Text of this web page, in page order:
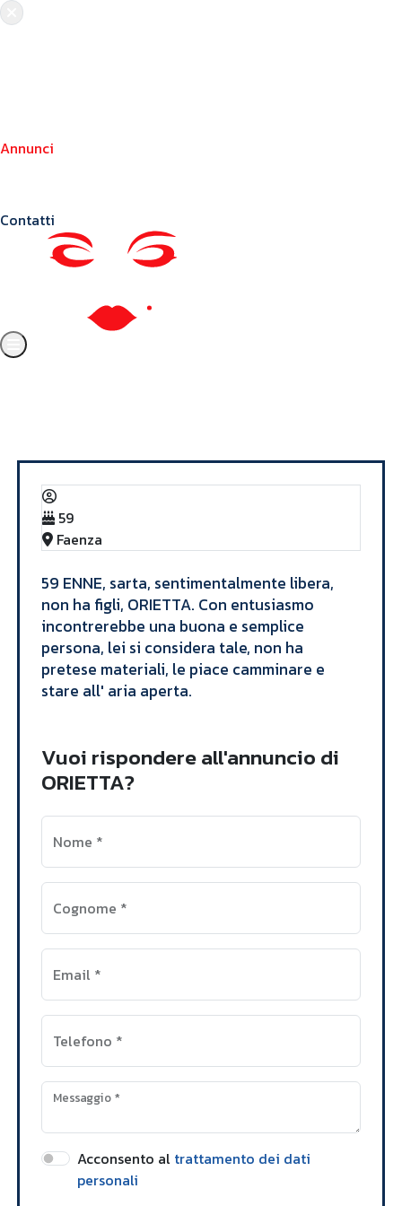
Annunci
Contatti
Annunci
59
Faenza
​59 ENNE, sarta, sentimentalmente libera,
non ha figli, ORIETTA. Con entusiasmo
incontrerebbe una buona e semplice
persona, lei si considera tale, non ha
pretese materiali, le piace camminare e
stare all' aria aperta. ​
Vuoi rispondere all'annuncio di
ORIETTA?
Nome *
Cognome *
Email *
Telefono *
Messaggio*
Acconsento al trattamento dei dati
personali